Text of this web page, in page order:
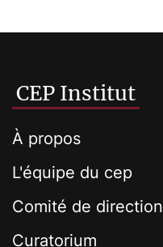
CEP Institut
À propos
L'équipe du cep
Comité de direction
Curatorium